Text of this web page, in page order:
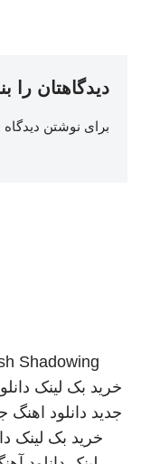
دیدگاهتان را
برای نوشتن دیدگاه
Shadowing
خرید بک لینک
جدید دانلود اهنگ
خرید بک لینک